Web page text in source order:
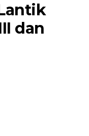
dan